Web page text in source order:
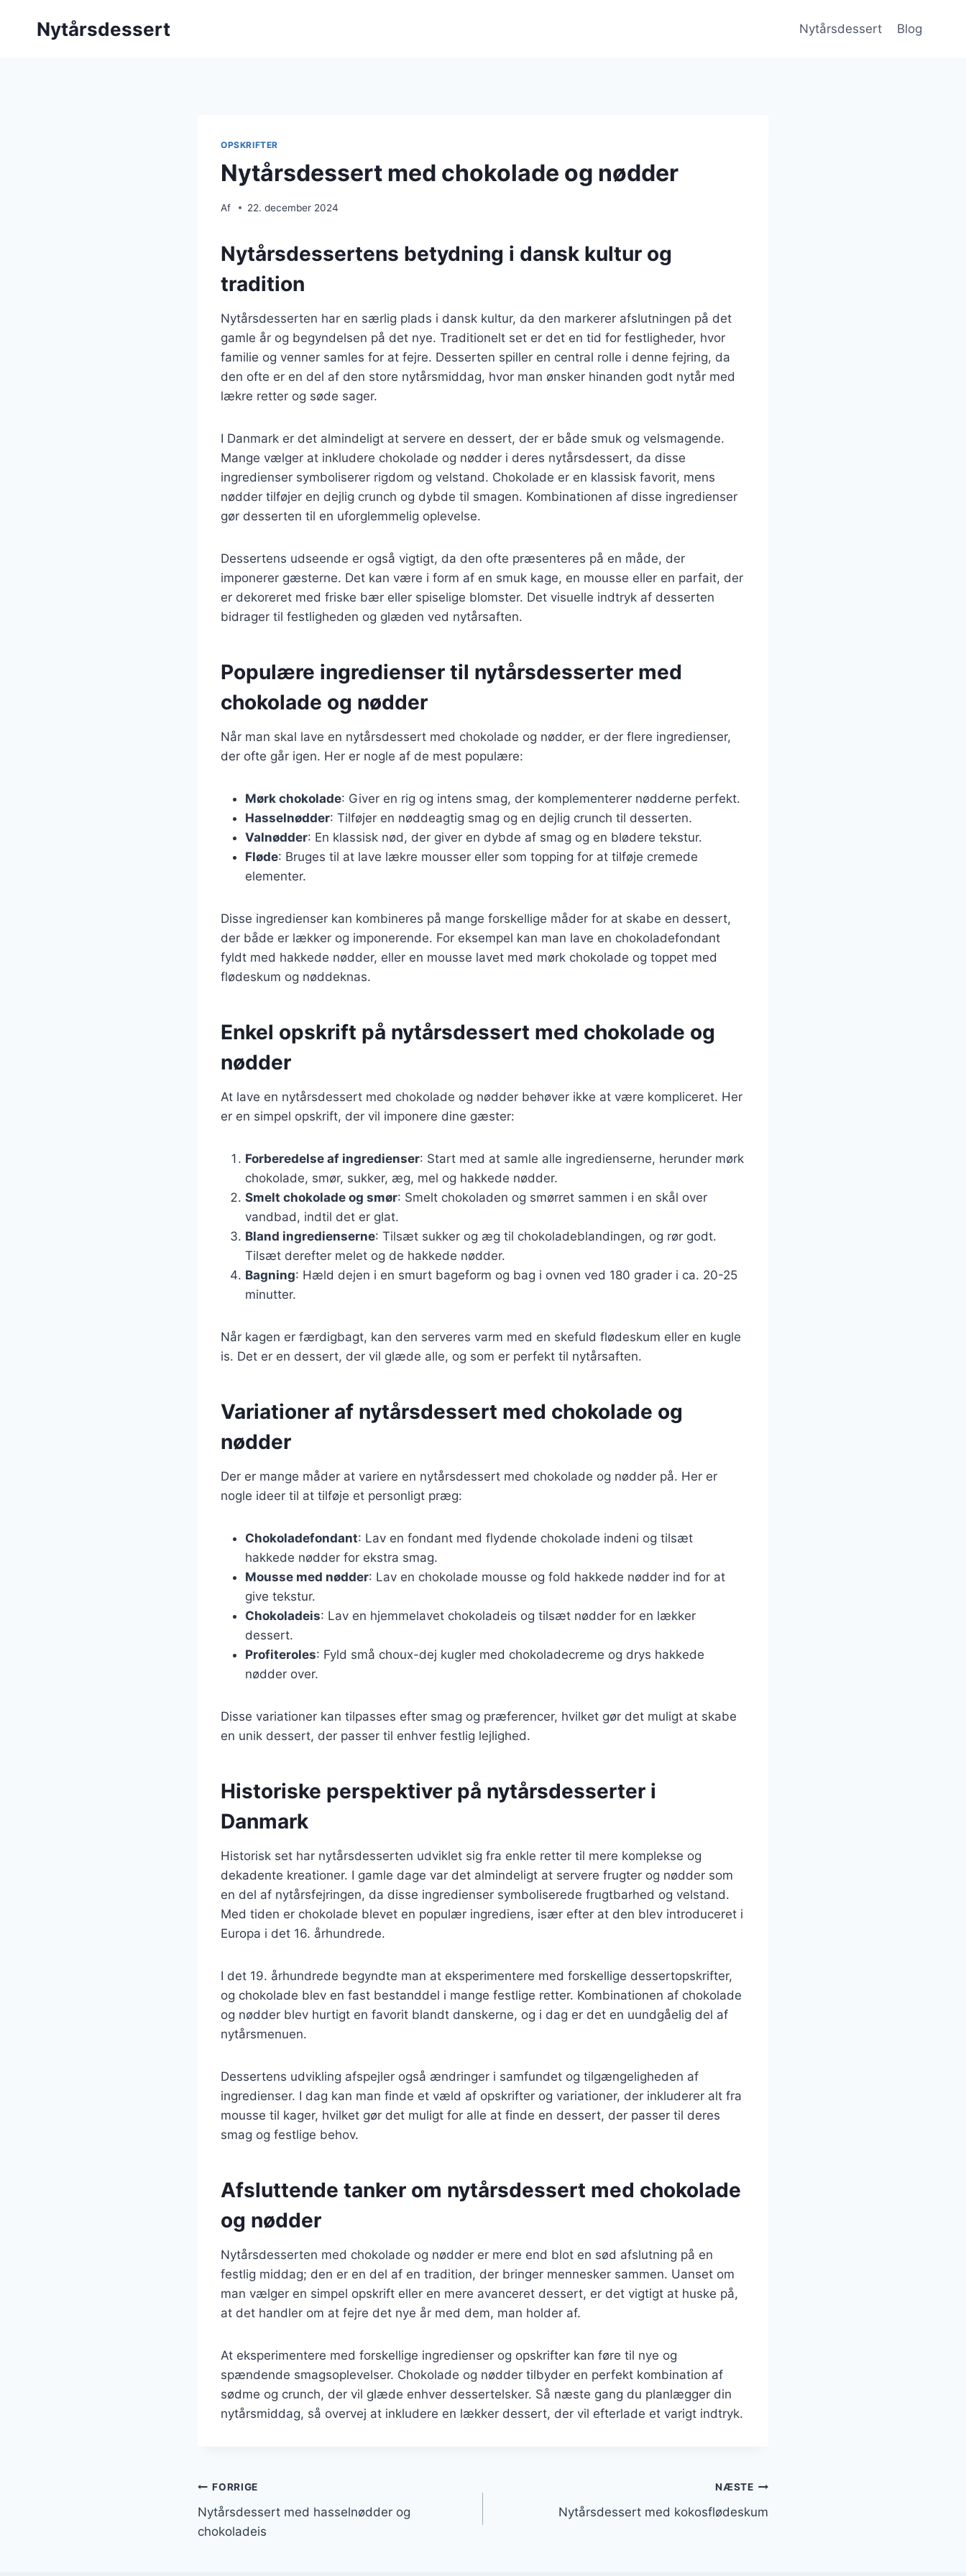
Nytårsdessert Nytårsdessert Blog
OPSKRIFTER
Nytårsdessert med chokolade og nødder
Af 22. december 2024
Nytårsdessertens betydning i dansk kultur og
tradition
Nytårsdesserten har en særlig plads i dansk kultur, da den markerer afslutningen på det
gamle år og begyndelsen på det nye. Traditionelt set er det en tid for festligheder, hvor
familie og venner samles for at fejre. Desserten spiller en central rolle i denne fejring, da
den ofte er en del af den store nytårsmiddag, hvor man ønsker hinanden godt nytår med
lækre retter og søde sager.
I Danmark er det almindeligt at servere en dessert, der er både smuk og velsmagende.
Mange vælger at inkludere chokolade og nødder i deres nytårsdessert, da disse
ingredienser symboliserer rigdom og velstand. Chokolade er en klassisk favorit, mens
nødder tilføjer en dejlig crunch og dybde til smagen. Kombinationen af disse ingredienser
gør desserten til en uforglemmelig oplevelse.
Dessertens udseende er også vigtigt, da den ofte præsenteres på en måde, der
imponerer gæsterne. Det kan være i form af en smuk kage, en mousse eller en parfait, der
er dekoreret med friske bær eller spiselige blomster. Det visuelle indtryk af desserten
bidrager til festligheden og glæden ved nytårsaften.
Populære ingredienser til nytårsdesserter med
chokolade og nødder
Når man skal lave en nytårsdessert med chokolade og nødder, er der flere ingredienser,
der ofte går igen. Her er nogle af de mest populære:
Mørk chokolade: Giver en rig og intens smag, der komplementerer nødderne perfekt.
Hasselnødder: Tilføjer en nøddeagtig smag og en dejlig crunch til desserten.
Valnødder: En klassisk nød, der giver en dybde af smag og en blødere tekstur.
Fløde: Bruges til at lave lækre mousser eller som topping for at tilføje cremede
elementer.
Disse ingredienser kan kombineres på mange forskellige måder for at skabe en dessert,
der både er lækker og imponerende. For eksempel kan man lave en chokoladefondant
fyldt med hakkede nødder, eller en mousse lavet med mørk chokolade og toppet med
flødeskum og nøddeknas.
Enkel opskrift på nytårsdessert med chokolade og
nødder
At lave en nytårsdessert med chokolade og nødder behøver ikke at være kompliceret. Her
er en simpel opskrift, der vil imponere dine gæster:
Forberedelse af ingredienser: Start med at samle alle ingredienserne, herunder mørk
chokolade, smør, sukker, æg, mel og hakkede nødder.
Smelt chokolade og smør: Smelt chokoladen og smørret sammen i en skål over
vandbad, indtil det er glat.
Bland ingredienserne: Tilsæt sukker og æg til chokoladeblandingen, og rør godt.
Tilsæt derefter melet og de hakkede nødder.
Bagning: Hæld dejen i en smurt bageform og bag i ovnen ved 180 grader i ca. 20-25
minutter.
Når kagen er færdigbagt, kan den serveres varm med en skefuld flødeskum eller en kugle
is. Det er en dessert, der vil glæde alle, og som er perfekt til nytårsaften.
Variationer af nytårsdessert med chokolade og
nødder
Der er mange måder at variere en nytårsdessert med chokolade og nødder på. Her er
nogle ideer til at tilføje et personligt præg:
Chokoladefondant: Lav en fondant med flydende chokolade indeni og tilsæt
hakkede nødder for ekstra smag.
Mousse med nødder: Lav en chokolade mousse og fold hakkede nødder ind for at
give tekstur.
Chokoladeis: Lav en hjemmelavet chokoladeis og tilsæt nødder for en lækker
dessert.
Profiteroles: Fyld små choux-dej kugler med chokoladecreme og drys hakkede
nødder over.
Disse variationer kan tilpasses efter smag og præferencer, hvilket gør det muligt at skabe
en unik dessert, der passer til enhver festlig lejlighed.
Historiske perspektiver på nytårsdesserter i
Danmark
Historisk set har nytårsdesserten udviklet sig fra enkle retter til mere komplekse og
dekadente kreationer. I gamle dage var det almindeligt at servere frugter og nødder som
en del af nytårsfejringen, da disse ingredienser symboliserede frugtbarhed og velstand.
Med tiden er chokolade blevet en populær ingrediens, især efter at den blev introduceret i
Europa i det 16. århundrede.
I det 19. århundrede begyndte man at eksperimentere med forskellige dessertopskrifter,
og chokolade blev en fast bestanddel i mange festlige retter. Kombinationen af chokolade
og nødder blev hurtigt en favorit blandt danskerne, og i dag er det en uundgåelig del af
nytårsmenuen.
Dessertens udvikling afspejler også ændringer i samfundet og tilgængeligheden af
ingredienser. I dag kan man finde et væld af opskrifter og variationer, der inkluderer alt fra
mousse til kager, hvilket gør det muligt for alle at finde en dessert, der passer til deres
smag og festlige behov.
Afsluttende tanker om nytårsdessert med chokolade
og nødder
Nytårsdesserten med chokolade og nødder er mere end blot en sød afslutning på en
festlig middag; den er en del af en tradition, der bringer mennesker sammen. Uanset om
man vælger en simpel opskrift eller en mere avanceret dessert, er det vigtigt at huske på,
at det handler om at fejre det nye år med dem, man holder af.
At eksperimentere med forskellige ingredienser og opskrifter kan føre til nye og
spændende smagsoplevelser. Chokolade og nødder tilbyder en perfekt kombination af
sødme og crunch, der vil glæde enhver dessertelsker. Så næste gang du planlægger din
nytårsmiddag, så overvej at inkludere en lækker dessert, der vil efterlade et varigt indtryk.
Indlægsnavigation
FORRIGE
Nytårsdessert med hasselnødder og
chokoladeis
NÆSTE
Nytårsdessert med kokosflødeskum